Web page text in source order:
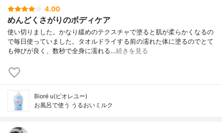
4.00
めんどくさがりのボディケア
使い切りました。かなり緩めのテクスチャで塗ると肌が柔らかくなるの
で毎日使っていました。タオルドライする前の濡れた体に塗るのでとて
も伸びが良く、数秒で全身に濡れる…続きを見る
Bioré u(ビオレユー)
お風呂で使う うるおいミルク